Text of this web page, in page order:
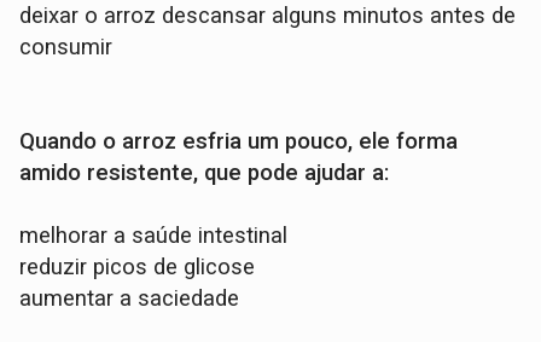
deixar o arroz descansar alguns minutos antes de
consumir
Quando o arroz esfria um pouco, ele forma
amido resistente, que pode ajudar a:
melhorar a saúde intestinal
reduzir picos de glicose
aumentar a saciedade